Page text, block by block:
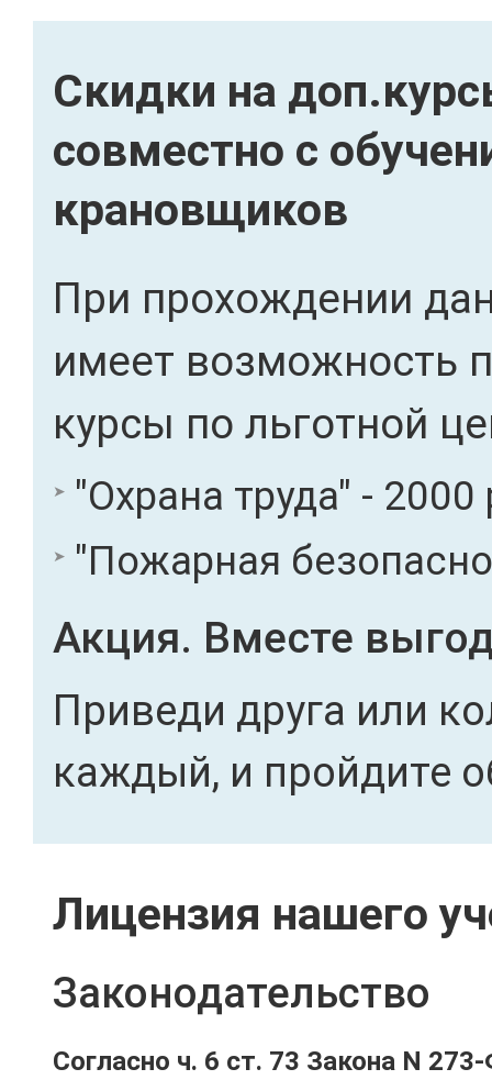
Скидки на
совместно с
крановщиков
При прохождении
имеет возможность
курсы по льготной
"Охрана труда" - 2000
"Пожарная
Акция. Вместе
Приведи друга или
каждый, и пройдите
Лицензия нашего
Законодательство
Согласно ч. 6 ст. 73 Закона N